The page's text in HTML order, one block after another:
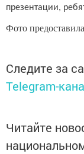
презентации,
Фото
Следите за
Telegram-
Читайте